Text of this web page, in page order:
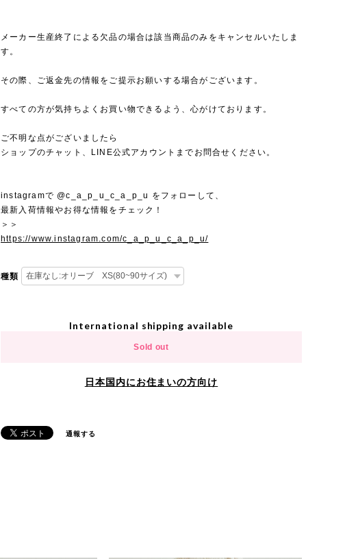
メーカー生産終了による欠品の場合は該当商品のみをキャンセルいたしま
す。
その際、ご返金先の情報をご提示お願いする場合がございます。
すべての方が気持ちよくお買い物できるよう、心がけております。
ご不明な点がございましたら
ショップのチャット、LINE公式アカウントまでお問合せください。
instagramで @c_a_p_u_c_a_p_u をフォローして、
最新入荷情報やお得な情報をチェック！
＞＞
https://www.instagram.com/c_a_p_u_c_a_p_u/
種類
International shipping available
Sold out
日本国内にお住まいの方向け
通報する